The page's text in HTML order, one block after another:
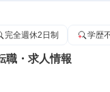
完全週休2日制 学歴
職・求人情報